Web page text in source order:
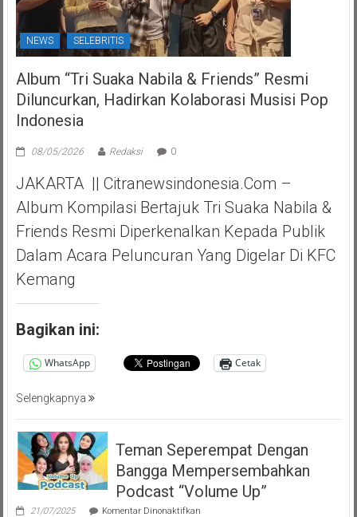
NEWS SELEBRITIS
Album “Tri Suaka Nabila & Friends” Resmi
Diluncurkan, Hadirkan Kolaborasi Musisi Pop
Indonesia
08/05/2026 Redaksi 0
JAKARTA || Citranewsindonesia.com –
Album Kompilasi Bertajuk Tri Suaka Nabila &
Friends Resmi Diperkenalkan Kepada Publik
Dalam Acara Peluncuran Yang Digelar Di KFC
Kemang
Bagikan ini:
WhatsApp Cetak
Selengkapnya
Teman Seperempat Dengan
Bangga Mempersembahkan
Podcast “Volume Up”
21/07/2025 Komentar Dinonaktifkanpada